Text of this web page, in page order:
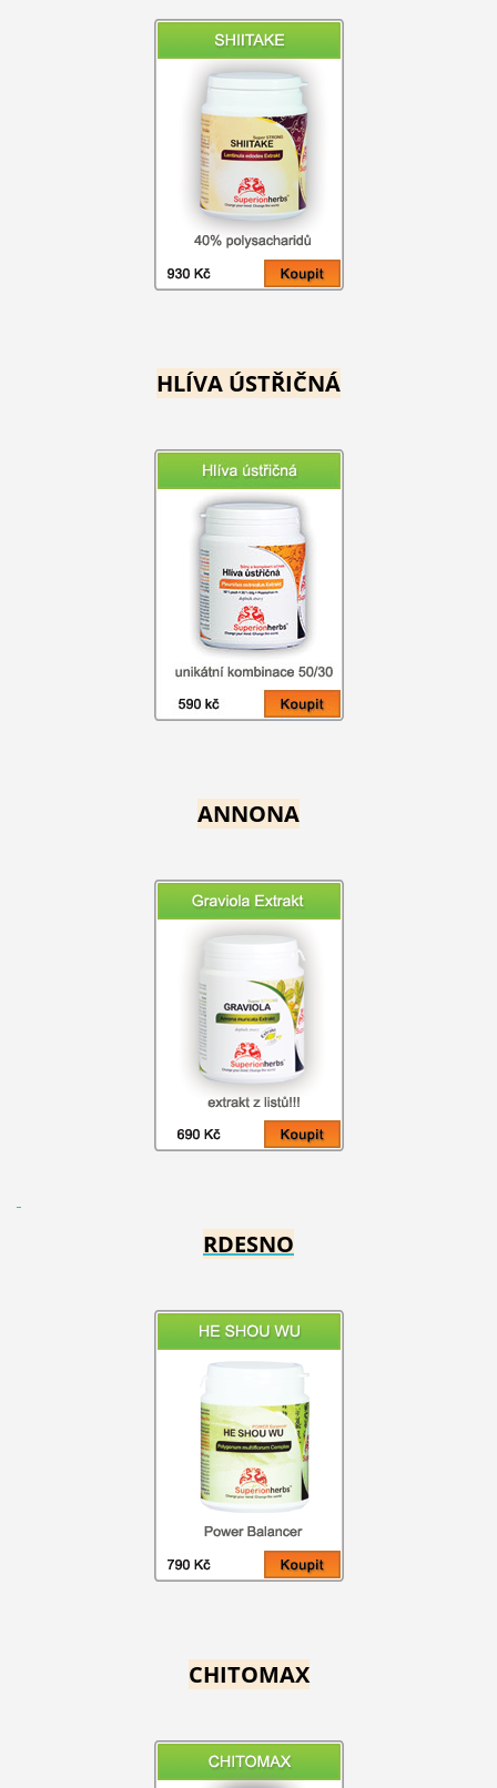
HLÍVA ÚSTŘIČNÁ
ANNONA
RDESNO
CHITOMAX